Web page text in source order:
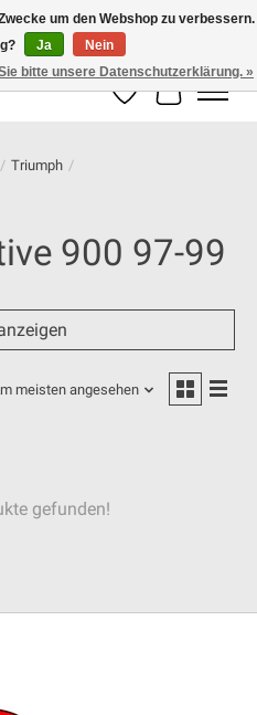
Wunschzettel
Ihr
/ Triumph /
900 97-99
meisten angesehen
gefunden!
um den Webshop zu verbessern.
Ja
Nein
bitte unsere Datenschutzerklärung. »